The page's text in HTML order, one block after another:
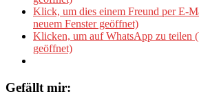
Klick, um dies einem Freund per E-
neuem Fenster geöffnet)
Klicken, um auf WhatsApp zu teilen
geöffnet)
Gefällt mir: